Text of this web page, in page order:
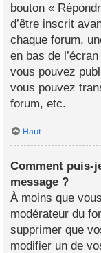
bouton «
d’être inscrit
chaque forum,
en bas de
vous pouvez
vous pouvez
forum, etc.
Haut
Comment puis-
message ?
À moins que
modérateur du
supprimer que
modifier un de